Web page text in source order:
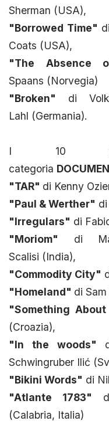
Sherman (USA),
"Borrowed Time"
Coats (USA),
"The Absence
Spaans (Norvegia)
"Broken" di
Lahl (Germania).
I 10
categoria
"TAR" di Kenny
"Paul & Werther"
"Irregulars" di
"Moriom" di
Scalisi (India),
"Commodity City"
"Homeland" di
"Something
(Croazia),
"In the woods"
Schwingruber Ilić
"Bikini Words" di
"Atlante 1783"
(Calabria, Italia)